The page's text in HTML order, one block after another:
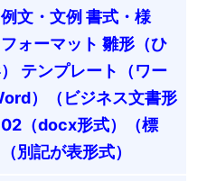
文・文例 書式・様
ォーマット 雛形（ひ
テンプレート（ワー
）（ビジネス文書形
（docx形式）（標
別記が表形式）